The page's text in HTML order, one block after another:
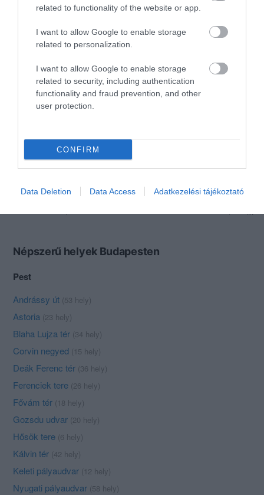
related to functionality of the website or app.
I want to allow Google to enable storage
related to personalization.
I want to allow Google to enable storage
related to security, including authentication
functionality and fraud prevention, and other
user protection.
CONFIRM
Data Deletion Data Access Adatkezelési tájékoztató
Heti legjobbak
Tandoori Indiai Étterem Tortuga Étterem
Népszerű helyek Budapesten
Pest
Andrássy út (53 hely)
Astoria (23 hely)
Blaha Lujza tér (34 hely)
Corvin negyed (15 hely)
Deák Ferenc tér (36 hely)
Ferenciek tere (26 hely)
Fővám tér (18 hely)
Gozsdu udvar (20 hely)
Hősök tere (6 hely)
Kálvin tér (42 hely)
Keleti pályaudvar (12 hely)
Nyugati pályaudvar (58 hely)